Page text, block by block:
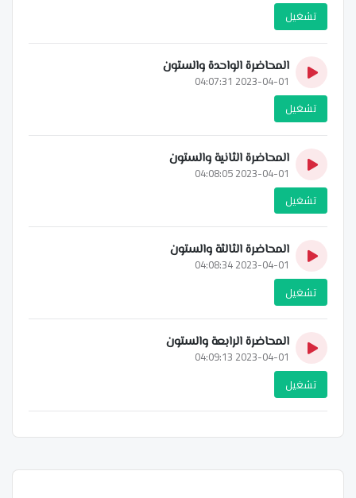
تشغيل
المحاضرة الواحدة والستون
2023-04-01 04:07:31
تشغيل
المحاضرة الثانية والستون
2023-04-01 04:08:05
تشغيل
المحاضرة الثالثة والستون
2023-04-01 04:08:34
تشغيل
المحاضرة الرابعة والستون
2023-04-01 04:09:13
تشغيل